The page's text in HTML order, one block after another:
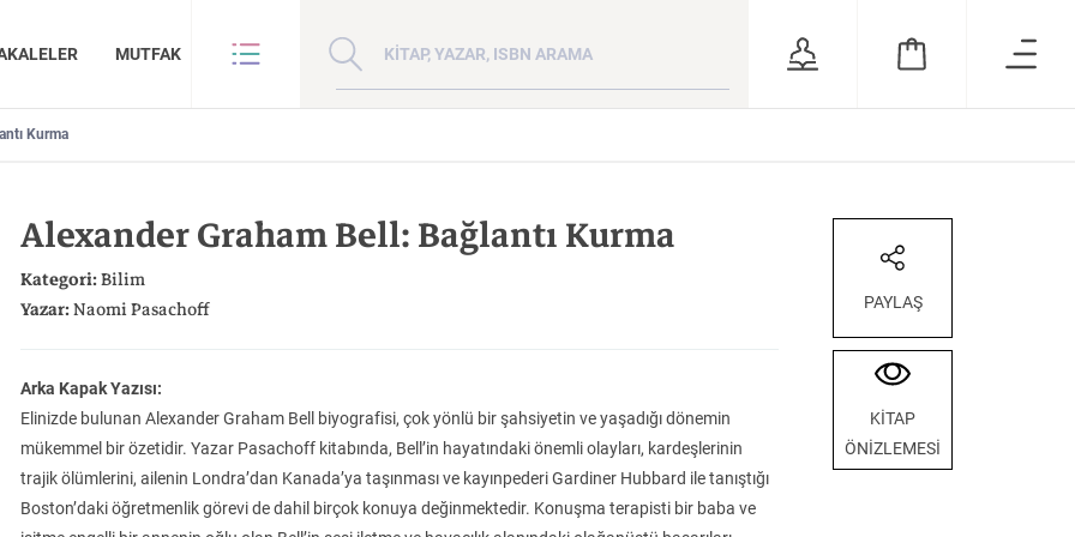
MUTFAK
Sanat
İnsan ve Toplum Çocuk Kitaplığı
Madde, Uzay ve
Zaman: Antik Teoriler ve Takipçileri
Doğu Hilafeti’nin
Toprakları İslam Fethinden Timur’a Mezopotamya, Iran Ve Türkistan
Çin: Tarih, Kültür ve
Medeniyet
KATEGORİ:
Kuzey Kafkasya
Halkları
KATEGORİ:
Milletim Bahtiyar
BİZE ULAŞIN
Kurma
Alexander Graham Bell: Bağlantı Kurma
Kategori:Bilim
Yazar:Naomi Pasachoff
Arka Kapak Yazısı:
Elinizde bulunan Alexander Graham Bell biyografisi, çok yönlü bir şahsiyetin ve yaşadığı dönemin
mükemmel bir özetidir. Yazar Pasachoff kitabında, Bell’in hayatındaki önemli olayları, kardeşlerinin
trajik ölümlerini, ailenin Londra’dan Kanada’ya taşınması ve kayınpederi Gardiner Hubbard ile tanıştığı
Boston’daki öğretmenlik görevi de dahil birçok konuya değinmektedir. Konuşma terapisti bir baba ve
PAYLAŞ
KİTAP
ÖNİZLEMESİ